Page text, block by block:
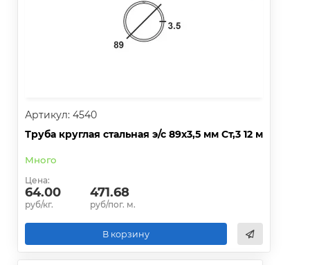
Артикул: 4540
Труба круглая стальная э/с 89х3,5 мм Ст,3 12 м
Много
Цена:
64.00
руб/кг.
471.68
руб/пог. м.
В корзину